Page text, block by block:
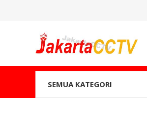
SEMUA KATEGORI